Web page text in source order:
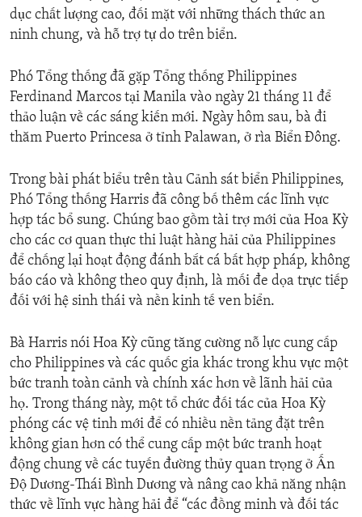
dục chất lượng cao, đối mặt với những thách thức an
ninh chung, và hỗ trợ tự do trên biển.
Phó Tổng thống đã gặp Tổng thống Philippines
Ferdinand Marcos tại Manila vào ngày 21 tháng 11 để
thảo luận về các sáng kiến mới. Ngày hôm sau, bà đi
thăm Puerto Princesa ở tỉnh Palawan, ở rìa Biển Đông.
Trong bài phát biểu trên tàu Cảnh sát biển Philippines,
Phó Tổng thống Harris đã công bố thêm các lĩnh vực
hợp tác bổ sung. Chúng bao gồm tài trợ mới của Hoa Kỳ
cho các cơ quan thực thi luật hàng hải của Philippines
để chống lại hoạt động đánh bắt cá bất hợp pháp, không
báo cáo và không theo quy định, là mối đe dọa trực tiếp
đối với hệ sinh thái và nền kinh tế ven biển.
Bà Harris nói Hoa Kỳ cũng tăng cường nỗ lực cung cấp
cho Philippines và các quốc gia khác trong khu vực một
bức tranh toàn cảnh và chính xác hơn về lãnh hải của
họ. Trong tháng này, một tổ chức đối tác của Hoa Kỳ
phóng các vệ tinh mới để có nhiều nền tảng đặt trên
không gian hơn có thể cung cấp một bức tranh hoạt
động chung về các tuyến đường thủy quan trọng ở Ấn
Độ Dương-Thái Bình Dương và nâng cao khả năng nhận
thức về lĩnh vực hàng hải để “các đồng minh và đối tác